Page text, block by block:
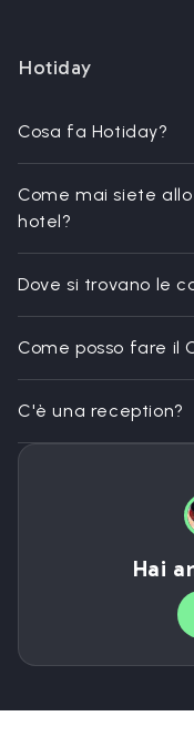
Hotiday
Cosa fa Hotiday?
Come mai siete
hotel?
Dove si trovano le
Come posso fare il
C'è una reception?
Hai